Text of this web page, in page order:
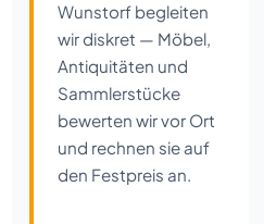
Wunstorf begleiten
wir diskret — Möbel,
Antiquitäten und
Sammlerstücke
bewerten wir vor Ort
und rechnen sie auf
den Festpreis an.